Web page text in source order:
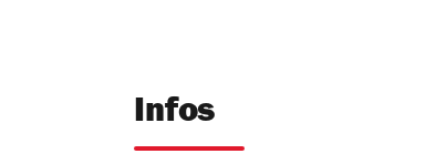
Infos